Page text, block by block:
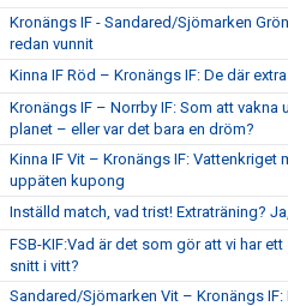
Kronängs IF - Sandared/Sjömarken
redan vunnit
Kinna IF Röd – Kronängs IF: De där
Kronängs IF – Norrby IF: Som att vakna
planet – eller var det bara en dröm?
Kinna IF Vit – Kronängs IF: Vattenkriget
uppäten kupong
Inställd match, vad trist! Extraträning?
FSB-KIF:Vad är det som gör att vi har
snitt i vitt?
Sandared/Sjömarken Vit – Kronängs